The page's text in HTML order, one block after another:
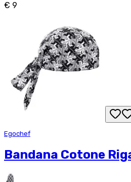
€ 9
Egochef
Bandana Cotone